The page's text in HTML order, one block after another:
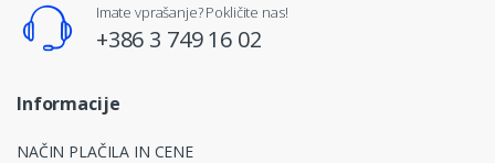
Imate vprašanje? Pokličite nas!
+386 3 749 16 02
Informacije
NAČIN PLAČILA IN CENE